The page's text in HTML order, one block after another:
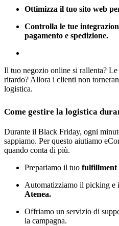
Ottimizza il tuo sito web
Controlla le tue
pagamento e spedizione.
Il tuo negozio online si rallenta?
ritardo? Allora i clienti non
logistica.
Come gestire la logistica
Durante il Black Friday, ogni
sappiamo. Per questo aiutiamo
quando conta di più.
Prepariamo il tuo fulfillment
Automatizziamo il picking e
Atenea.
Offriamo un servizio di
la campagna.